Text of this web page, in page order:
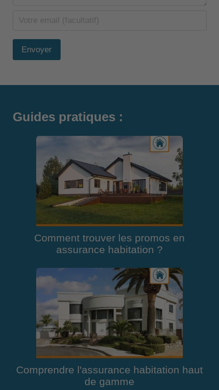
Envoyer
Guides pratiques :
Comment trouver les promos en
assurance habitation ?
Comprendre l'assurance habitation haut
de gamme